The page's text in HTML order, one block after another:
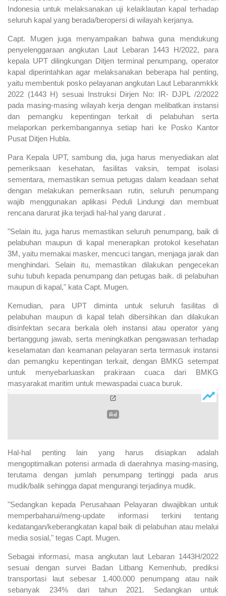
Indonesia untuk melaksanakan uji kelaiklautan kapal terhadap
seluruh kapal yang berada/beropersi di wilayah kerjanya.
Capt. Mugen juga menyampaikan bahwa guna mendukung
penyelenggaraan angkutan Laut Lebaran 1443 H/2022, para
kepala UPT dilingkungan Ditjen terminal penumpang, operator
kapal diperintahkan agar melaksanakan beberapa hal penting,
yaitu membentuk posko pelayanan angkutan Laut Lebaranmkkk
2022 (1443 H) sesuai Instruksi Dirjen No: IR- DJPL /2/2022
pada masing-masing wilayah kerja dengan melibatkan instansi
dan pemangku kepentingan terkait di pelabuhan serta
melaporkan perkembangannya setiap hari ke Posko Kantor
Pusat Ditjen Hubla.
Para Kepala UPT, sambung dia, juga harus menyediakan alat
pemeriksaan kesehatan, fasilitas vaksin, tempat isolasi
sementara, memastikan semua petugas dalam keadaan sehat
dengan melakukan pemeriksaan rutin, seluruh penumpang
wajib menggunakan aplikasi Peduli Lindungi dan membuat
rencana darurat jika terjadi hal-hal yang darurat .
"Selain itu, juga harus memastikan seluruh penumpang, baik di
pelabuhan maupun di kapal menerapkan protokol kesehatan
3M, yaitu memakai masker, mencuci tangan, menjaga jarak dan
menghindari. Selain itu, memastikan dilakukan pengecekan
suhu tubuh kepada penumpang dan petugas baik. di pelabuhan
maupun di kapal," kata Capt. Mugen.
Kemudian, para UPT diminta untuk seluruh fasilitas di
pelabuhan maupun di kapal telah dibersihkan dan dilakukan
disinfektan secara berkala oleh instansi atau operator yang
bertanggung jawab, serta meningkatkan pengawasan terhadap
keselamatan dan keamanan pelayaran serta termasuk instansi
dan pemangku kepentingan terkait, dengan BMKG setempat
untuk menyebarluaskan prakiraan cuaca dari BMKG
masyarakat maritim untuk mewaspadai cuaca buruk.
Hal-hal penting lain yang harus disiapkan adalah
mengoptimalkan potensi armada di daerahnya masing-masing,
terutama dengan jumlah penumpang tertinggi pada arus
mudik/balik sehingga dapat mengurangi terjadinya mudik.
"Sedangkan kepada Perusahaan Pelayaran diwajibkan untuk
memperbaharui/meng-update informasi terkini tentang
kedatangan/keberangkatan kapal baik di pelabuhan atau melalui
media sosial," tegas Capt. Mugen.
Sebagai informasi, masa angkutan laut Lebaran 1443H/2022
sesuai dengan survei Badan Litbang Kemenhub, prediksi
transportasi laut sebesar 1.400.000 penumpang atau naik
sebanyak 234% dari tahun 2021. Sedangkan untuk